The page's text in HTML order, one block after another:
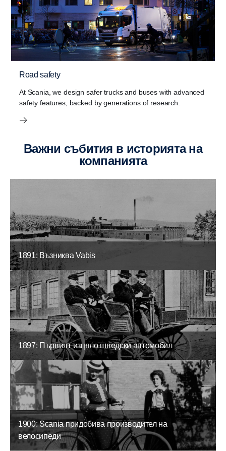
Road safety
At Scania, we design safer trucks and buses with advanced
safety features, backed by generations of research.
Важни събития в историята на
компанията
1891: Възниква Vabis
1897: Първият изцяло шведски автомобил
1900: Scania придобива производител на
велосипеди